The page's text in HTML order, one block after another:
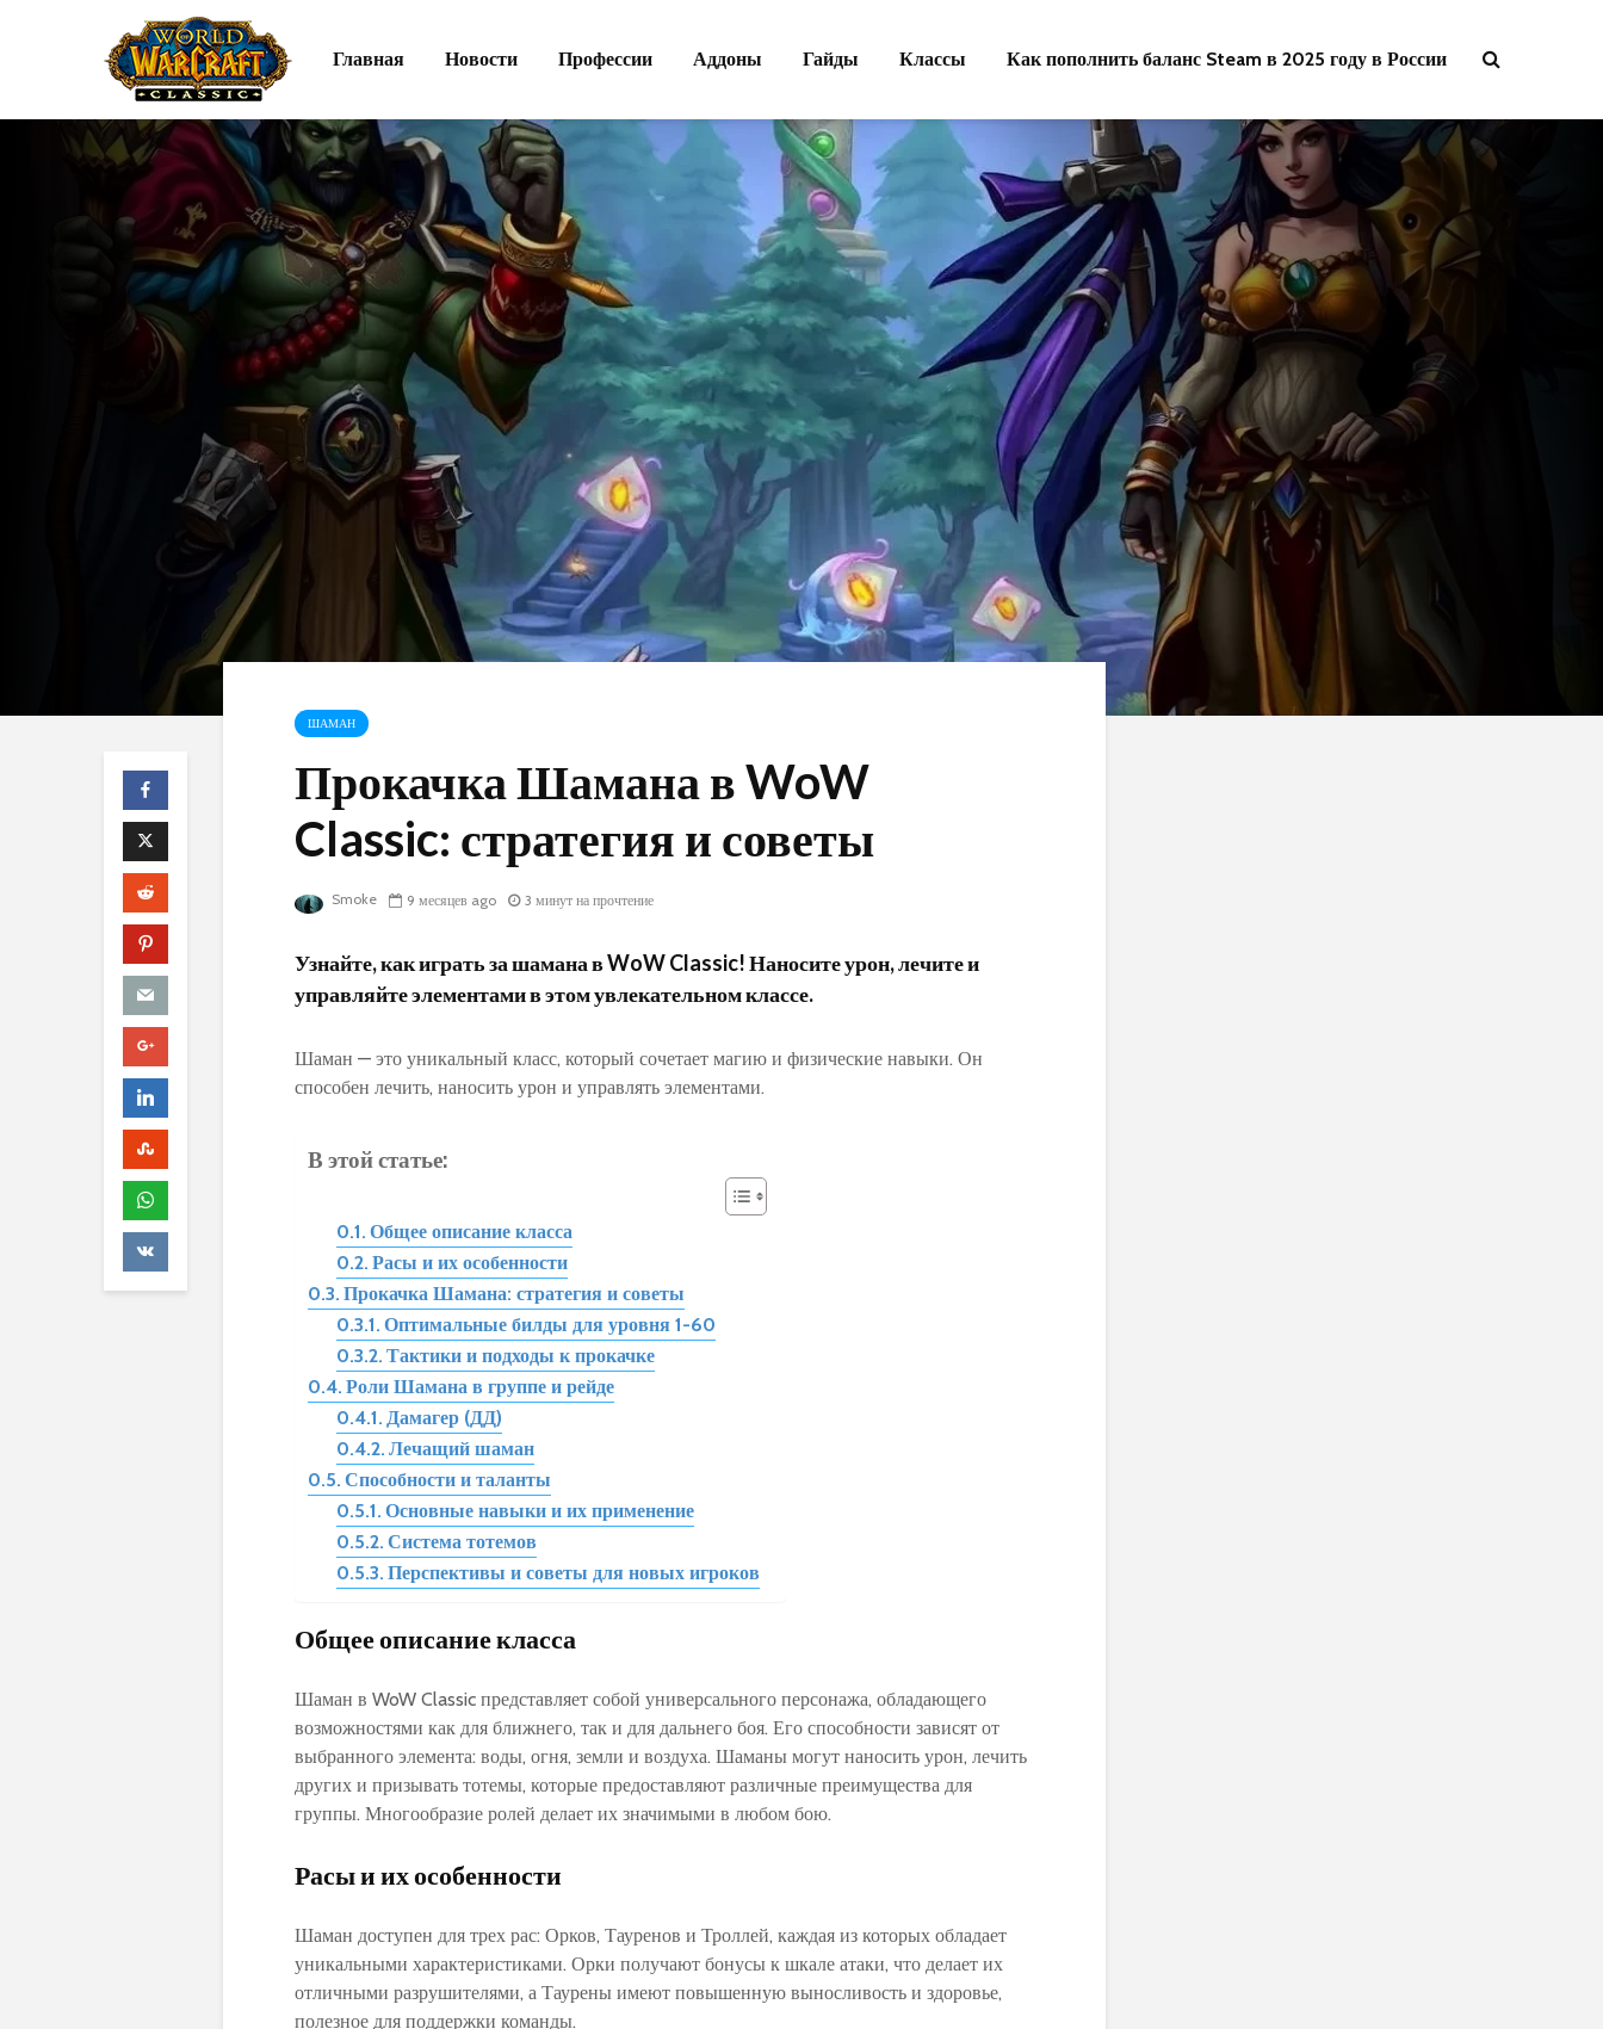
Главная Новости Профессии Аддоны Гайды Классы Как пополнить баланс Steam в 2025 году в России
ШАМАН
Прокачка Шамана в WoW
Classic: стратегия и советы
Smoke 9 месяцев ago 3 минут на прочтение
Узнайте, как играть за шамана в WoW Classic! Наносите урон, лечите и
управляйте элементами в этом увлекательном классе.
Шаман — это уникальный класс‚ который сочетает магию и физические навыки. Он
способен лечить‚ наносить урон и управлять элементами.
В этой статье:
Общее описание класса
Расы и их особенности
Прокачка Шамана: стратегия и советы
Оптимальные билды для уровня 1-60
Тактики и подходы к прокачке
Роли Шамана в группе и рейде
Дамагер (ДД)
Лечащий шаман
Способности и таланты
Основные навыки и их применение
Система тотемов
Перспективы и советы для новых игроков
Общее описание класса
Шаман в WoW Classic представляет собой универсального персонажа‚ обладающего
возможностями как для ближнего‚ так и для дальнего боя. Его способности зависят от
выбранного элемента: воды‚ огня‚ земли и воздуха. Шаманы могут наносить урон‚ лечить
других и призывать тотемы‚ которые предоставляют различные преимущества для
группы. Многообразие ролей делает их значимыми в любом бою.
Расы и их особенности
Шаман доступен для трех рас: Орков‚ Тауренов и Троллей‚ каждая из которых обладает
уникальными характеристиками. Орки получают бонусы к шкале атаки‚ что делает их
отличными разрушителями‚ а Таурены имеют повышенную выносливость и здоровье‚
полезное для поддержки команды.